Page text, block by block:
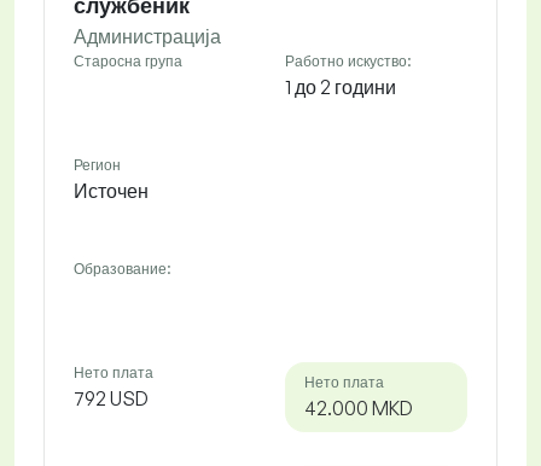
Администрација
Старосна група Работно искуство:
1 до 2 години
Регион
Источен
Образование:
Нето плата
792 USD
Нето плата
42.000 MKD